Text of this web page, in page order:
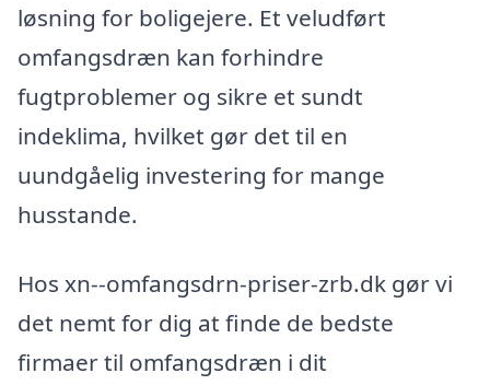
løsning for boligejere. Et veludført
omfangsdræn kan forhindre
fugtproblemer og sikre et sundt
indeklima, hvilket gør det til en
uundgåelig investering for mange
husstande.
Hos xn--omfangsdrn-priser-zrb.dk gør vi
det nemt for dig at finde de bedste
firmaer til omfangsdræn i dit